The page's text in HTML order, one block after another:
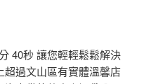
40秒 讓您輕輕鬆鬆解決
超過文山區有實體溫馨店